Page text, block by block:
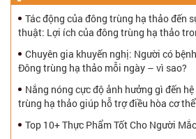
Tác động của đông trùng hạ thảo đến
thuật: Lợi ích của đông trùng hạ thảo
Chuyên gia khuyến nghị: Người có
Đông trùng hạ thảo mỗi ngày – vì sao?
Nắng nóng cực độ ảnh hưởng gì đến
trùng hạ thảo giúp hỗ trợ điều hòa cơ thể
Top 10+ Thực Phẩm Tốt Cho Người